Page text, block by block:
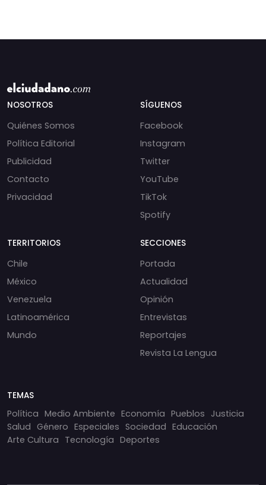
NOSOTROS
Quiénes Somos
Política Editorial
Publicidad
Contacto
Privacidad
SÍGUENOS
Facebook
Instagram
Twitter
YouTube
TikTok
Spotify
TERRITORIOS
Chile
México
Venezuela
Latinoamérica
Mundo
SECCIONES
Portada
Actualidad
Opinión
Entrevistas
Reportajes
Revista La Lengua
TEMAS
Política Medio Ambiente Economía Pueblos Justicia
Salud Género Especiales Sociedad Educación
Arte Cultura Tecnología Deportes